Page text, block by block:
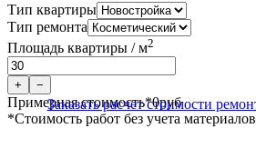
Тип квартиры
Тип ремонта
Площадь квартиры / м2
+ −
Примерная стоимость*0руб
*Стоимость работ без учета
Заказать расчет стоимости